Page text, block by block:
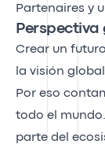
Partenaires y
Perspectiva
Crear un
la visión
Por eso
todo el
parte del